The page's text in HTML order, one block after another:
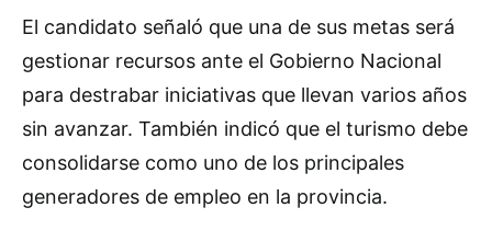
El candidato señaló que una de sus metas será
gestionar recursos ante el Gobierno Nacional
para destrabar iniciativas que llevan varios años
sin avanzar. También indicó que el turismo debe
consolidarse como uno de los principales
generadores de empleo en la provincia.